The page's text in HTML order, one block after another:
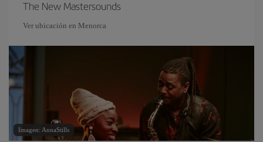
The New Mastersounds
Ver ubicación en Menorca
Imagen: AnnaStills